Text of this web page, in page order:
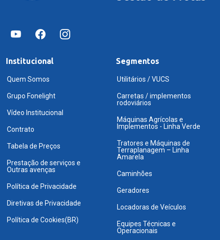
Institucional
Quem Somos
Grupo Fonelight
Vídeo Institucional
Contrato
Tabela de Preços
Prestação de serviços e
Outras avenças
Política de Privacidade
Diretivas de Privacidade
Política de Cookies(BR)
Segmentos
Utilitários / VUCS
Carretas / implementos
rodoviários
Máquinas Agrícolas e
Implementos - Linha Verde
Tratores e Máquinas de
Terraplanagem – Linha
Amarela
Caminhões
Geradores
Locadoras de Veículos
Equipes Técnicas e
Operacionais